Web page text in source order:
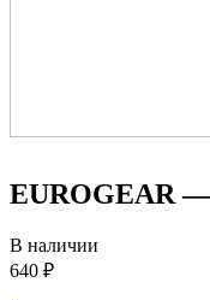
EUROGEAR
В наличии
640 ₽